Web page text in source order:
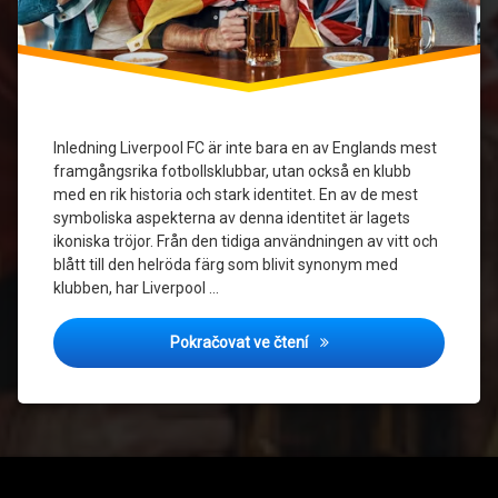
Inledning Liverpool FC är inte bara en av Englands mest
framgångsrika fotbollsklubbar, utan också en klubb
med en rik historia och stark identitet. En av de mest
symboliska aspekterna av denna identitet är lagets
ikoniska tröjor. Från den tidiga användningen av vitt och
blått till den helröda färg som blivit synonym med
klubben, har Liverpool …
Pokračovat ve čteníLiverpool FC tröjor genom
Premier
League
tröjor